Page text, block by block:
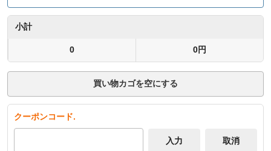
小計
0 0円
買い物カゴを空にする
クーポンコード.